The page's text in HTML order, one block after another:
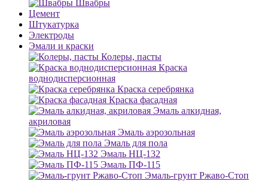
Швабры
Цемент
Штукатурка
Электроды
Эмали и краски
Колеры, пасты
Краска
воднодисперсионная
Краска серебрянка
Краска фасадная
Эмаль алкидная,
акриловая
Эмаль аэрозольная
Эмаль для пола
Эмаль НЦ-132
Эмаль ПФ-115
Эмаль-грунт Ржаво-Стоп